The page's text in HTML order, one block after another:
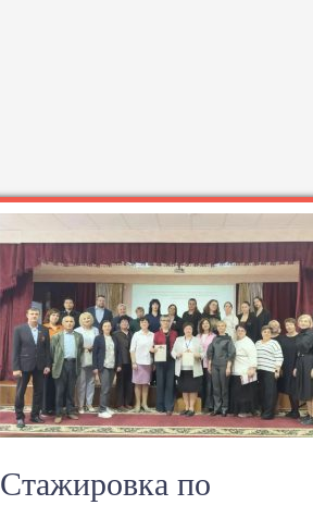
Стажировка по